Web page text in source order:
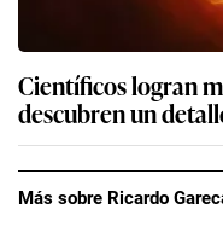
Científicos logran
descubren un
Más sobre Ricardo